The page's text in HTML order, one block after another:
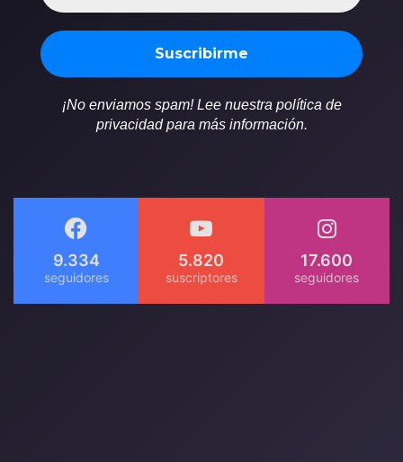
¡No enviamos spam! Lee nuestra política de
privacidad para más información.
9.334 5.820 17.600